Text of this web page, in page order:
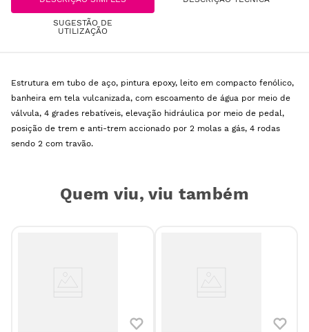
SUGESTÃO DE
UTILIZAÇÃO
Estrutura em tubo de aço, pintura epoxy, leito em compacto fenólico,
banheira em tela vulcanizada, com escoamento de água por meio de
válvula, 4 grades rebatíveis, elevação hidráulica por meio de pedal,
posição de trem e anti-trem accionado por 2 molas a gás, 4 rodas
sendo 2 com travão.
Quem viu, viu também